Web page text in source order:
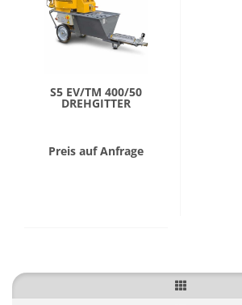
S5 EV/TM 400/50
DREHGITTER
Preis auf Anfrage